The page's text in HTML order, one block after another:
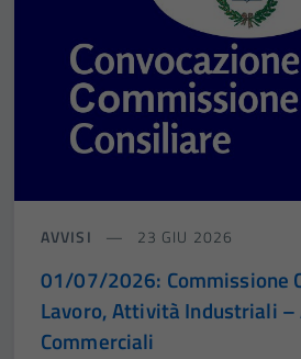
AVVISI 23 GIU 2026
01/07/2026: Commissione
Lavoro, Attività Industriali
Commerciali